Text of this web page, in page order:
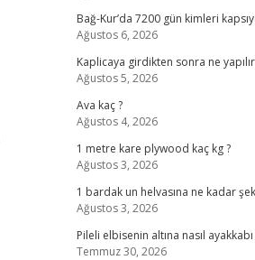
Bağ-Kur’da 7200 gün kimleri
Ağustos 6, 2026
Kaplicaya girdikten sonra ne
Ağustos 5, 2026
Ava kaç ?
Ağustos 4, 2026
1 metre kare plywood kaç kg ?
Ağustos 3, 2026
1 bardak un helvasına ne kadar
Ağustos 3, 2026
Pileli elbisenin altına nasıl
Temmuz 30, 2026